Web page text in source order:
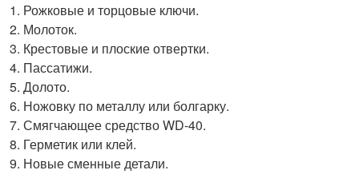
Рожковые и торцовые ключи.
Молоток.
Крестовые и плоские отвертки.
Пассатижи.
Долото.
Ножовку по металлу или болгарку.
Смягчающее средство WD-40.
Герметик или клей.
Новые сменные детали.